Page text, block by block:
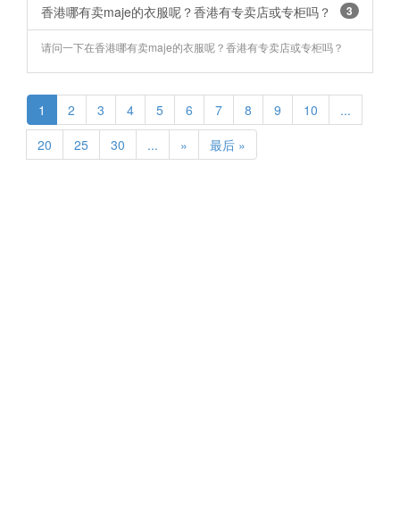
香港哪有卖maje的衣服呢？香港有专卖店或专柜吗？ 3
请问一下在香港哪有卖maje的衣服呢？香港有专卖店或专柜吗？
1 2 3 4 5 6 7 8 9 10
...
20
25 30 ... » 最后 »